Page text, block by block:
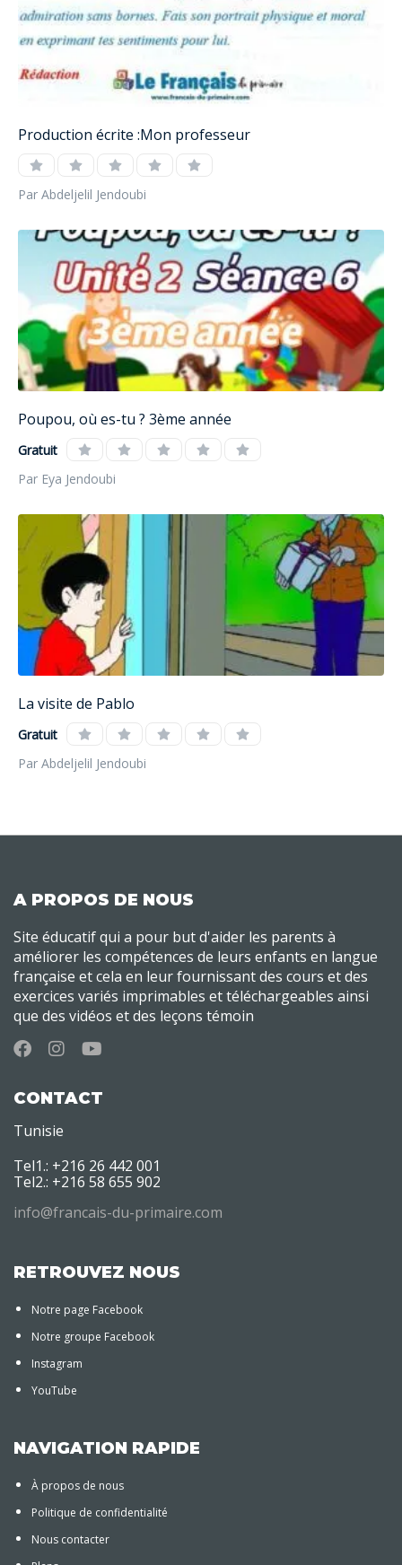
Production écrite :Mon professeur
Par Abdeljelil Jendoubi
Poupou, où es-tu ? 3ème année
Gratuit
Par Eya Jendoubi
La visite de Pablo
Gratuit
Par Abdeljelil Jendoubi
A PROPOS DE NOUS
Site éducatif qui a pour but d'aider les parents à
améliorer les compétences de leurs enfants en langue
française et cela en leur fournissant des cours et des
exercices variés imprimables et téléchargeables ainsi
que des vidéos et des leçons témoin
CONTACT
Tunisie
Tel1.: +216 26 442 001
Tel2.: +216 58 655 902
info@francais-du-primaire.com
RETROUVEZ NOUS
Notre page Facebook
Notre groupe Facebook
Instagram
YouTube
NAVIGATION RAPIDE
À propos de nous
Politique de confidentialité
Nous contacter